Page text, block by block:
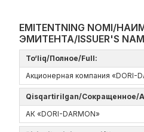
EMITENTNING NOMI/
ЭМИТЕНТА/ISSUER'S
To‘liq/Полное/Full:
Акционерная компания «DORI-
Qisqartirilgan/Сокращенное/
АК «DORI-DARMON»